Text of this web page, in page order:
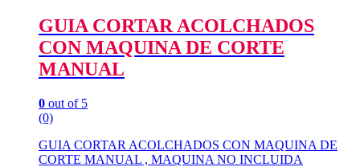
GUIA CORTAR ACOLCHADOS
CON MAQUINA DE CORTE
MANUAL
0 out of 5
(0)
GUIA CORTAR ACOLCHADOS CON MAQUINA DE
CORTE MANUAL , MAQUINA NO INCLUIDA